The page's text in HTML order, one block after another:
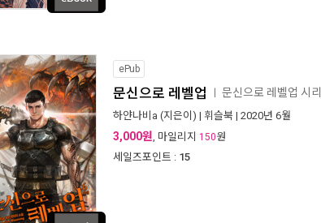
ePub
문신으로 레벨업 문신으로 레벨업 시
하얀나비a (지은이) | 휘슬북 | 2020년 6월
3,000원, 마일리지 150원
세일즈포인트 : 15